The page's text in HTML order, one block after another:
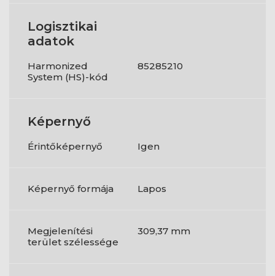
Logisztikai
adatok
Harmonized
System (HS)-kód
85285210
Képernyő
Érintőképernyő Igen
Képernyő formája Lapos
Megjelenítési
terület szélessége
309,37 mm